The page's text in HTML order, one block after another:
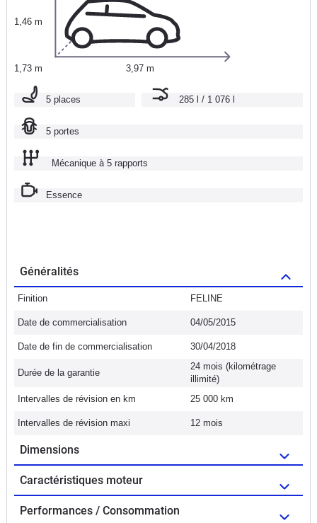
1,46 m
1,73 m 3,97 m
5 places 285 l / 1 076 l
5 portes
Mécanique à 5 rapports
Essence
Généralités
Finition FELINE
Date de commercialisation 04/05/2015
Date de fin de commercialisation 30/04/2018
Durée de la garantie
24 mois (kilométrage
illimité)
Intervalles de révision en km
25 000 km
Intervalles de révision maxi 12 mois
Dimensions
Caractéristiques moteur
Performances / Consommation